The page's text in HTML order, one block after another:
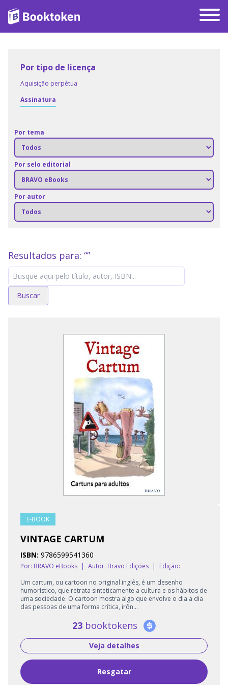
Por tipo de licença
Aquisição perpétua
Assinatura
Por tema
Por selo editorial
Por autor
Resultados para: “”
Buscar
E-BOOK
VINTAGE CARTUM
ISBN: 9786599541360
Por: BRAVO eBooks | Autor: Bravo Edições |
Edição:
Um cartum, ou cartoon no original inglês, é um desenho
humorístico, que retrata sinteticamente a cultura e os hábitos de
uma sociedade. O cartoon mostra algo que envolve o dia a dia
das pessoas de uma forma crítica, irôn...
23 booktokens
Veja detalhes
Resgatar